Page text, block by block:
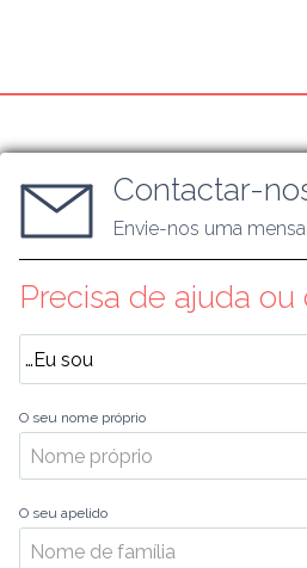
Contactar-
Envie-nos uma
Precisa de ajuda
O seu nome próprio
O seu apelido